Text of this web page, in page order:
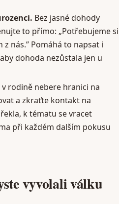
Bez jasné dohody
to přímo: „Potřebujeme si
nás.” Pomáhá to napsat i
dohoda nezůstala jen u
v rodině nebere hranici na
a zkraťte kontakt na
k tématu se vracet
při každém dalším pokusu
vyvolali válku